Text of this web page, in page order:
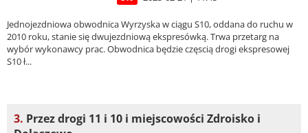
Jednojezdniowa obwodnica Wyrzyska w ciągu S10, oddana do ruchu w
2010 roku, stanie się dwujezdniową ekspresówką. Trwa przetarg na
wybór wykonawcy prac. Obwodnica będzie częscią drogi ekspresowej
S10 ł...
3. Przez drogi 11 i 10 i miejscowości Zdroisko i